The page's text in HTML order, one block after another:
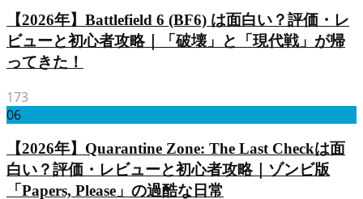
【2026年】Battlefield 6 (BF6) は面白い？評価・レ
ビューと初心者攻略｜「破壊」と「現代戦」が帰
ってきた！
173
06
【2026年】Quarantine Zone: The Last Checkは面
白い？評価・レビューと初心者攻略｜ゾンビ版
「Papers, Please」の過酷な日常